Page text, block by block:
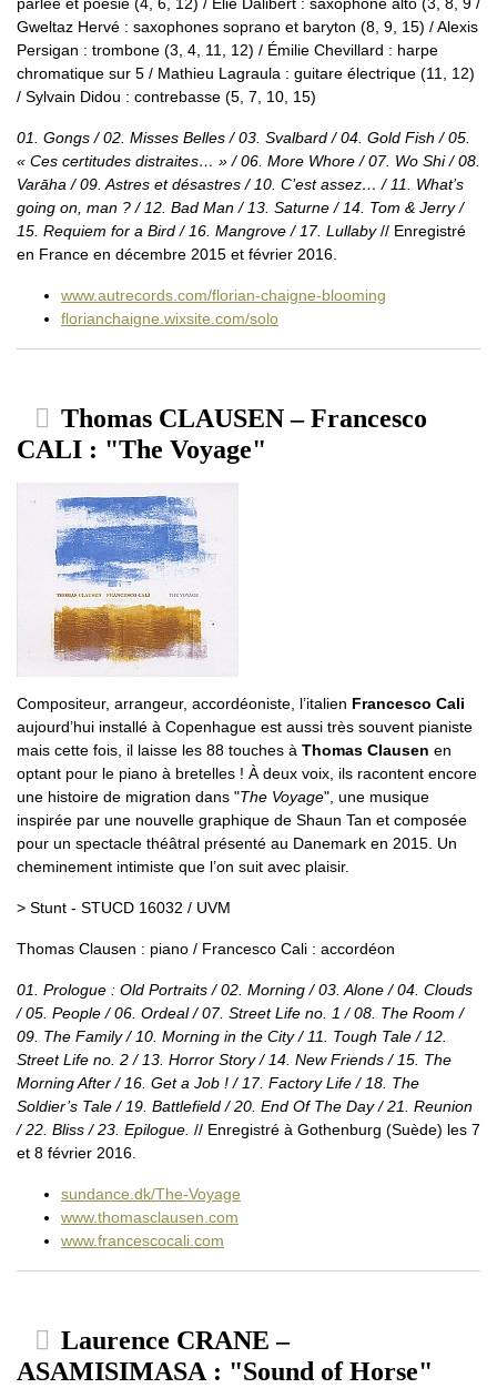
parlée et poésie (4, 6, 12) / Elie Dalibert : saxophone alto (3, 8, 9 /
Gweltaz Hervé : saxophones soprano et baryton (8, 9, 15) / Alexis
Persigan : trombone (3, 4, 11, 12) / Émilie Chevillard : harpe
chromatique sur 5 / Mathieu Lagraula : guitare électrique (11, 12)
/ Sylvain Didou : contrebasse (5, 7, 10, 15)
01. Gongs / 02. Misses Belles / 03. Svalbard / 04. Gold Fish / 05.
« Ces certitudes distraites… » / 06. More Whore / 07. Wo Shi / 08.
Varāha / 09. Astres et désastres / 10. C’est assez… / 11. What’s
going on, man ? / 12. Bad Man / 13. Saturne / 14. Tom & Jerry /
15. Requiem for a Bird / 16. Mangrove / 17. Lullaby// Enregistré
en France en décembre 2015 et février 2016.
www.autrecords.com/florian-chaigne-blooming
florianchaigne.wixsite.com/solo
Thomas CLAUSEN – Francesco
CALI : "The Voyage"
Compositeur, arrangeur, accordéoniste, l’italien Francesco Cali
aujourd’hui installé à Copenhague est aussi très souvent pianiste
mais cette fois, il laisse les 88 touches à Thomas Clausen en
optant pour le piano à bretelles ! À deux voix, ils racontent encore
une histoire de migration dans "The Voyage", une musique
inspirée par une nouvelle graphique de Shaun Tan et composée
pour un spectacle théâtral présenté au Danemark en 2015. Un
cheminement intimiste que l’on suit avec plaisir.
> Stunt - STUCD 16032 / UVM
Thomas Clausen : piano / Francesco Cali : accordéon
01. Prologue : Old Portraits / 02. Morning / 03. Alone / 04. Clouds
/ 05. People / 06. Ordeal / 07. Street Life no. 1 / 08. The Room /
09. The Family / 10. Morning in the City / 11. Tough Tale / 12.
Street Life no. 2 / 13. Horror Story / 14. New Friends / 15. The
Morning After / 16. Get a Job ! / 17. Factory Life / 18. The
Soldier’s Tale / 19. Battlefield / 20. End Of The Day / 21. Reunion
/ 22. Bliss / 23. Epilogue. // Enregistré à Gothenburg (Suède) les 7
et 8 février 2016.
sundance.dk/The-Voyage
www.thomasclausen.com
www.francescocali.com
Laurence CRANE –
ASAMISIMASA : "Sound of Horse"